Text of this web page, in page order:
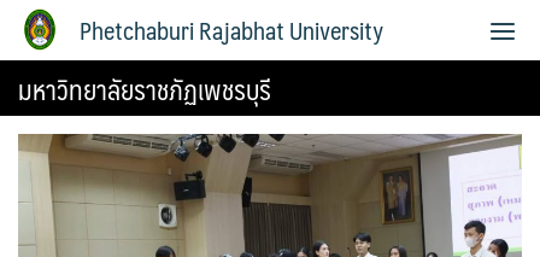
Phetchaburi Rajabhat University
มหาวิทยาลัยราชภัฏเพชรบุรี